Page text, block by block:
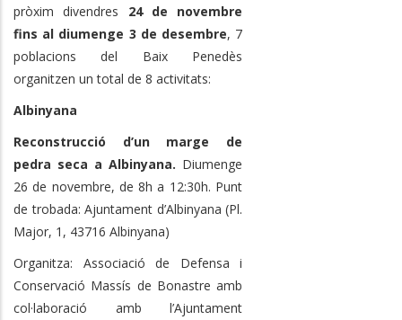
pròxim divendres 24 de novembre
fins al diumenge 3 de desembre, 7
poblacions del Baix Penedès
organitzen un total de 8 activitats:
Albinyana
Reconstrucció d’un marge de
pedra seca a Albinyana. Diumenge
26 de novembre, de 8h a 12:30h. Punt
de trobada: Ajuntament d’Albinyana (Pl.
Major, 1, 43716 Albinyana)
Organitza: Associació de Defensa i
Conservació Massís de Bonastre amb
col·laboració amb l’Ajuntament